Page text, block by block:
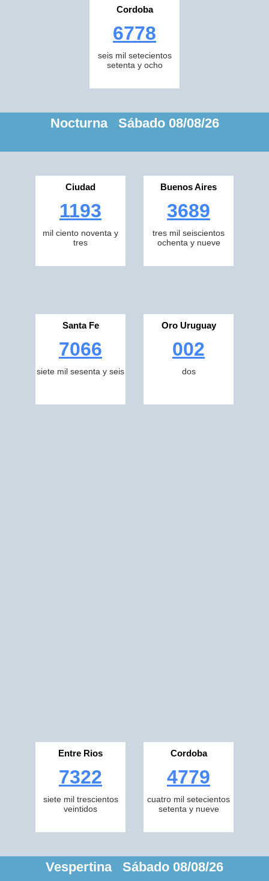
Cordoba
6778
seis mil setecientos
setenta y ocho
Nocturna Sábado 08/08/26
Ciudad
1193
mil ciento noventa y
tres
Buenos Aires
3689
tres mil seiscientos
ochenta y nueve
Santa Fe
7066
siete mil sesenta y seis
Oro Uruguay
002
dos
Entre Rios
7322
siete mil trescientos
veintidos
Cordoba
4779
cuatro mil setecientos
setenta y nueve
Vespertina Sábado 08/08/26